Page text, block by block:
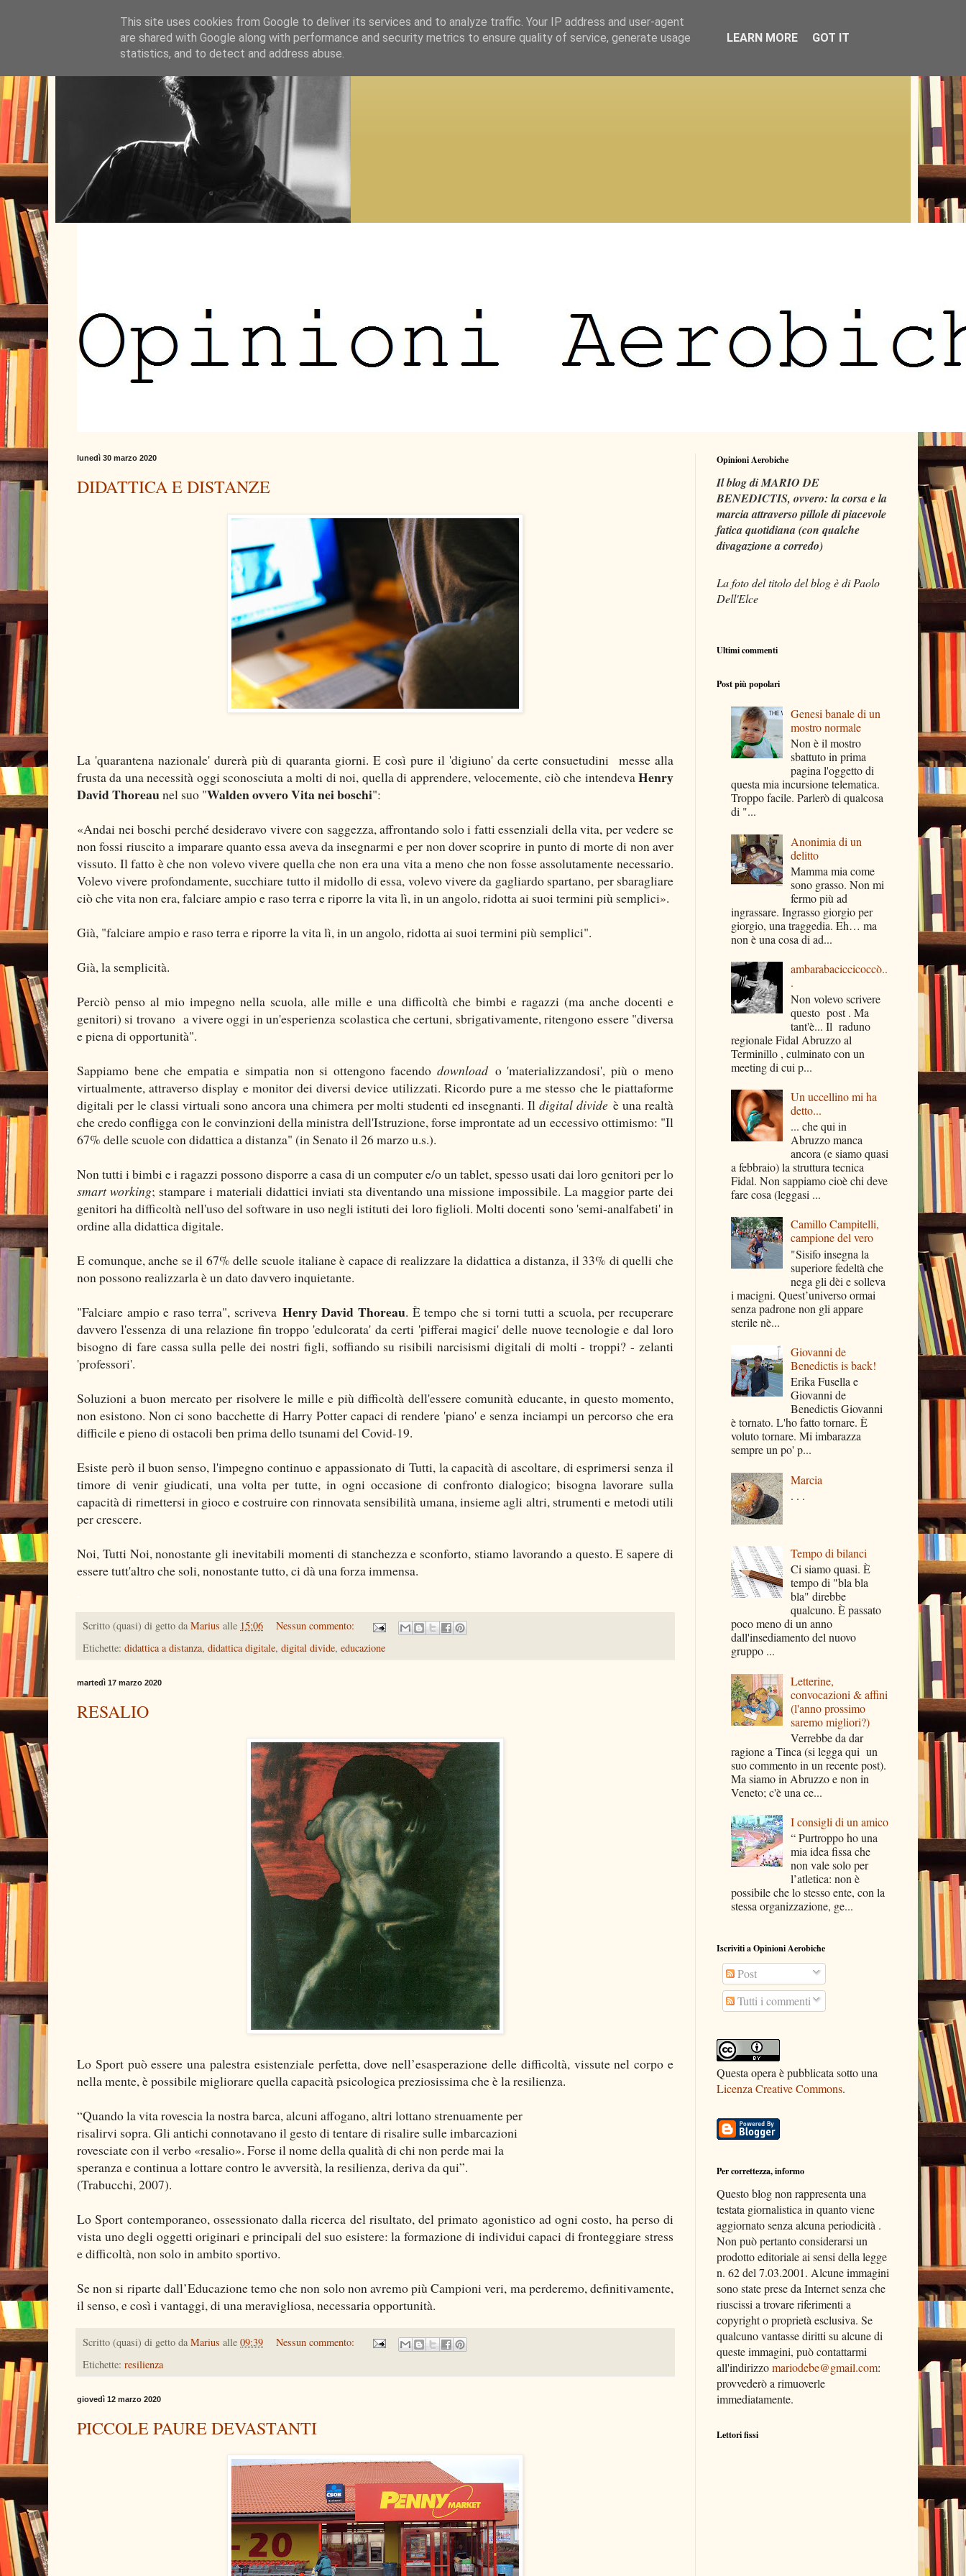
lunedì 30 marzo 2020
DIDATTICA E DISTANZE
La 'quarantena nazionale' durerà più di quaranta giorni. E così pure il 'digiuno' da certe consuetudini messe alla
frusta da una necessità oggi sconosciuta a molti di noi, quella di apprendere, velocemente, ciò che intendevaHenry
David Thoreaunel suo "Walden ovvero Vita nei boschi":
«Andai nei boschi perché desideravo vivere con saggezza, affrontando solo i fatti essenziali della vita, per vedere se
non fossi riuscito a imparare quanto essa aveva da insegnarmi e per non dover scoprire in punto di morte di non aver
vissuto. Il fatto è che non volevo vivere quella che non era una vita a meno che non fosse assolutamente necessario.
Volevo vivere profondamente, succhiare tutto il midollo di essa, volevo vivere da gagliardo spartano, per sbaragliare
ciò che vita non era, falciare ampio e raso terra e riporre la vita lì, in un angolo, ridotta ai suoi termini più semplici».
Già, "falciare ampio e raso terra e riporre la vita lì, in un angolo, ridotta ai suoi termini più semplici".
Già, la semplicità.
Perciò penso al mio impegno nella scuola, alle mille e una difficoltà che bimbi e ragazzi (ma anche docenti e
genitori) si trovano a vivere oggi in un'esperienza scolastica che certuni, sbrigativamente, ritengono essere "diversa
e piena di opportunità".
Sappiamo bene che empatia e simpatia non si ottengono facendo download o 'materializzandosi', più o meno
virtualmente, attraverso display e monitor dei diversi device utilizzati. Ricordo pure a me stesso che le piattaforme
digitali per le classi virtuali sono ancora una chimera per molti studenti ed insegnanti. Ildigital divide è una realtà
che credo confligga con le convinzioni della ministra dell'Istruzione, forse improntate ad un eccessivo ottimismo: "Il
67% delle scuole con didattica a distanza" (in Senato il 26 marzo u.s.).
Non tutti i bimbi e i ragazzi possono disporre a casa di un computer e/o un tablet, spesso usati dai loro genitori per lo
smart working; stampare i materiali didattici inviati sta diventando una missione impossibile. La maggior parte dei
genitori ha difficoltà nell'uso del software in uso negli istituti dei loro figlioli. Molti docenti sono 'semi-analfabeti' in
ordine alla didattica digitale.
E comunque, anche se il 67% delle scuole italiane è capace di realizzare la didattica a distanza, il 33% di quelli che
non possono realizzarla è un dato davvero inquietante.
"Falciare ampio e raso terra", scriveva Henry David Thoreau. È tempo che si torni tutti a scuola, per recuperare
davvero l'essenza di una relazione fin troppo 'edulcorata' da certi 'pifferai magici' delle nuove tecnologie e dal loro
bisogno di fare cassa sulla pelle dei nostri figli, soffiando su risibili narcisismi digitali di molti - troppi? - zelanti
'professori'.
Soluzioni a buon mercato per risolvere le mille e più difficoltà dell'essere comunità educante, in questo momento,
non esistono. Non ci sono bacchette di Harry Potter capaci di rendere 'piano' e senza inciampi un percorso che era
difficile e pieno di ostacoli ben prima dello tsunami del Covid-19.
Esiste però il buon senso, l'impegno continuo e appassionato di Tutti, la capacità di ascoltare, di esprimersi senza il
timore di venir giudicati, una volta per tutte, in ogni occasione di confronto dialogico; bisogna lavorare sulla
capacità di rimettersi in gioco e costruire con rinnovata sensibilità umana, insieme agli altri, strumenti e metodi utili
per crescere.
Noi, Tutti Noi, nonostante gli inevitabili momenti di stanchezza e sconforto, stiamo lavorando a questo. E sapere di
essere tutt'altro che soli, nonostante tutto, ci dà una forza immensa.
Scritto (quasi) di getto da Marius alle 15:06
Nessun commento:
Etichette: didattica a distanza, didattica digitale, digital divide, educazione
martedì 17 marzo 2020
RESALIO
Lo Sport può essere una palestra esistenziale perfetta, dove nell’esasperazione delle difficoltà, vissute nel corpo e
nella mente, è possibile migliorare quella capacità psicologica preziosissima che è la resilienza.
“Quando la vita rovescia la nostra barca, alcuni affogano, altri lottano strenuamente per
risalirvi sopra. Gli antichi connotavano il gesto di tentare di risalire sulle imbarcazioni
rovesciate con il verbo «resalio». Forse il nome della qualità di chi non perde mai la
speranza e continua a lottare contro le avversità, la resilienza, deriva da qui”.
(Trabucchi, 2007).
Lo Sport contemporaneo, ossessionato dalla ricerca del risultato, del primato agonistico ad ogni costo, ha perso di
vista uno degli oggetti originari e principali del suo esistere: la formazione di individui capaci di fronteggiare stress
e difficoltà, non solo in ambito sportivo.
Se non si riparte dall’Educazione temo che non solo non avremo più Campioni veri, ma perderemo, definitivamente,
il senso, e così i vantaggi, di una meravigliosa, necessaria opportunità.
Scritto (quasi) di getto da Marius alle 09:39
Nessun commento:
Etichette: resilienza
giovedì 12 marzo 2020
PICCOLE PAURE DEVASTANTI
Opinioni Aerobiche
Il blog di MARIO DE
BENEDICTIS, ovvero: la corsa e la
marcia attraverso pillole di piacevole
fatica quotidiana (con qualche
divagazione a corredo)
La foto del titolo del blog è di Paolo
Dell'Elce
Ultimi commenti
Post più popolari
Genesi banale di un
mostro normale
Non è il mostro
sbattuto in prima
pagina l'oggetto di
questa mia incursione telematica.
Troppo facile. Parlerò di qualcosa
di "...
Anonimia di un
delitto
Mamma mia come
sono grasso. Non mi
fermo più ad
ingrassare. Ingrasso giorgio per
giorgio, una traggedia. Eh… ma
non è una cosa di ad...
ambarabaciccicoccò..
.
Non volevo scrivere
questo post . Ma
tant'è... Il raduno
regionale Fidal Abruzzo al
Terminillo , culminato con un
meeting di cui p...
Un uccellino mi ha
detto...
... che qui in
Abruzzo manca
ancora (e siamo quasi
a febbraio) la struttura tecnica
Fidal. Non sappiamo cioè chi deve
fare cosa (leggasi ...
Camillo Campitelli,
campione del vero
"Sisifo insegna la
superiore fedeltà che
nega gli dèi e solleva
i macigni. Quest’universo ormai
senza padrone non gli appare
sterile nè...
Giovanni de
Benedictis is back!
Erika Fusella e
Giovanni de
Benedictis Giovanni
è tornato. L'ho fatto tornare. È
voluto tornare. Mi imbarazza
sempre un po' p...
Marcia
. . .
Tempo di bilanci
Ci siamo quasi. È
tempo di "bla bla
bla" direbbe
qualcuno. È passato
poco meno di un anno
dall'insediamento del nuovo
gruppo ...
Letterine,
convocazioni & affini
(l'anno prossimo
saremo migliori?)
Verrebbe da dar
ragione a Tinca (si legga qui un
suo commento in un recente post).
Ma siamo in Abruzzo e non in
Veneto; c'è una ce...
I consigli di un amico
“ Purtroppo ho una
mia idea fissa che
non vale solo per
l’atletica: non è
possibile che lo stesso ente, con la
stessa organizzazione, ge...
Iscriviti a Opinioni Aerobiche
Post
Tutti i commenti
Questa opera è pubblicata sotto una
Licenza Creative Commons.
Per correttezza, informo
Questo blog non rappresenta una
testata giornalistica in quanto viene
aggiornato senza alcuna periodicità .
Non può pertanto considerarsi un
prodotto editoriale ai sensi della legge
n. 62 del 7.03.2001. Alcune immagini
sono state prese da Internet senza che
riuscissi a trovare riferimenti a
copyright o proprietà esclusiva. Se
qualcuno vantasse diritti su alcune di
queste immagini, può contattarmi
all'indirizzomariodebe@gmail.com:
provvederò a rimuoverle
immediatamente.
Lettori fissi
This site uses cookies from Google to deliver its services and to analyze traffic. Your IP address and user-agent
are shared with Google along with performance and security metrics to ensure quality of service, generate usage
statistics, and to detect and address abuse.
LEARN MORE GOT IT